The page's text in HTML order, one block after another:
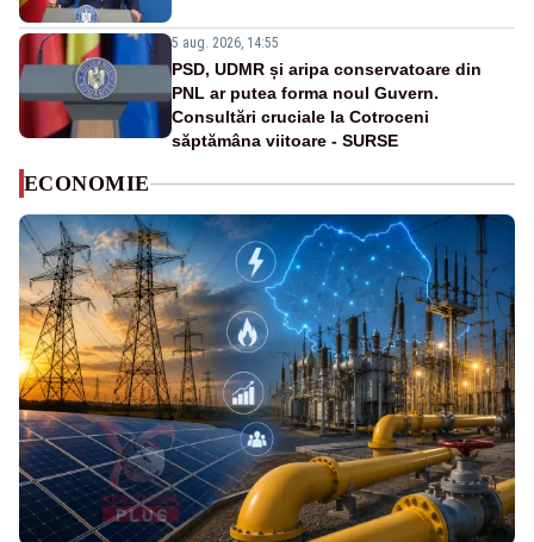
5 aug. 2026, 14:55
PSD, UDMR și aripa conservatoare din
PNL ar putea forma noul Guvern.
Consultări cruciale la Cotroceni
săptămâna viitoare - SURSE
ECONOMIE